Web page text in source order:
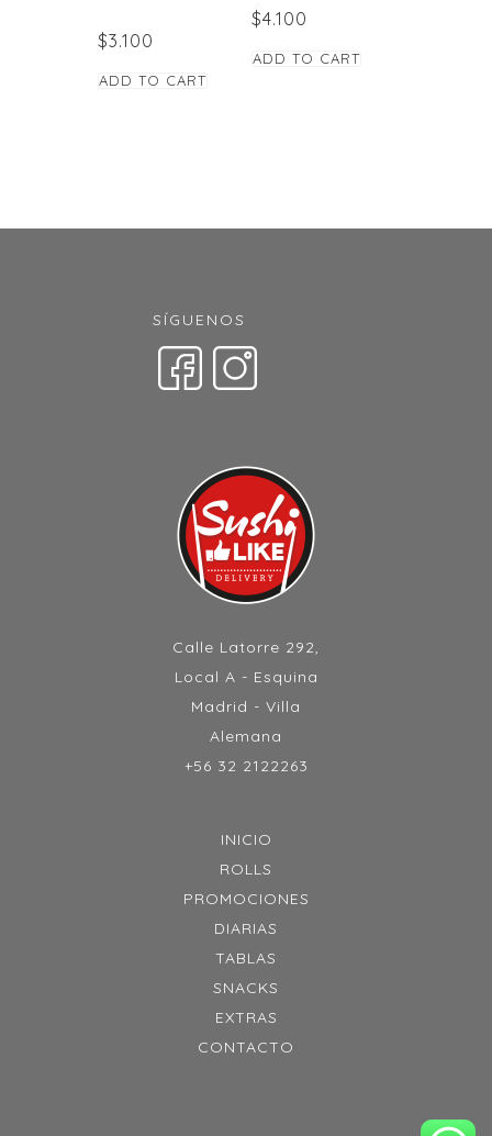
$3.100
ADD TO CART
$4.100
ADD TO CART
SÍGUENOS
Calle Latorre 292,
Local A - Esquina
Madrid - Villa
Alemana
+56 32 2122263
INICIO
ROLLS
PROMOCIONES
DIARIAS
TABLAS
SNACKS
EXTRAS
CONTACTO